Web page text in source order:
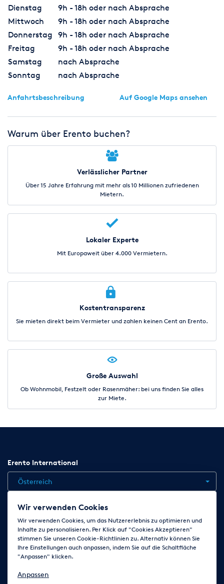
Dienstag
9h - 18h oder nach Absprache
Mittwoch
9h - 18h oder nach Absprache
Donnerstag
9h - 18h oder nach Absprache
Freitag
9h - 18h oder nach Absprache
Samstag
nach Absprache
Sonntag
nach Absprache
Anfahrtsbeschreibung Auf Google Maps ansehen
Warum über Erento buchen?
Verlässlicher Partner
Über 15 Jahre Erfahrung mit mehr als 10 Millionen zufriedenen
Mietern.
Lokaler Experte
Mit Europaweit über 4.000 Vermietern.
Kostentransparenz
Sie mieten direkt beim Vermieter und zahlen keinen Cent an Erento.
Große Auswahl
Ob Wohnmobil, Festzelt oder Rasenmäher: bei uns finden Sie alles
zur Miete.
Erento International
Österreich
AGB
Impressum Cookie-Einstellungen ändern
Wir verwenden Cookies
Wir verwenden Cookies, um das Nutzererlebnis zu optimieren und
Inhalte zu personalisieren. Per Klick auf "Cookies Akzeptieren"
stimmen Sie unseren Cookie-Richtlinien zu. Alternativ können Sie
Ihre Einstellungen auch anpassen, indem Sie auf die Schaltfläche
"Anpassen" klicken.
Anpassen